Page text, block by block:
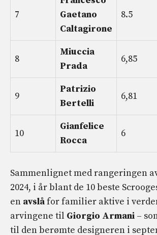
7
Gaetano
Caltagirone
8.5
8
Miuccia
Prada
6,85
9
Patrizio
Bertelli
6,81
10
Gianfelice
Rocca
6
Sammenlignet med rangeringen
2024, i år blant de 10 beste
en avslåfor familier aktive i
arvingene til Giorgio Armani –
til den berømte designeren i